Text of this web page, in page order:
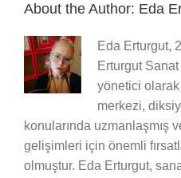
About the Author: Eda
Eda Erturgut,
Erturgut
yönetici olarak
merkezi,
konularında uzmanlaşmış
gelişimleri için önemli
olmuştur. Eda Erturgut,